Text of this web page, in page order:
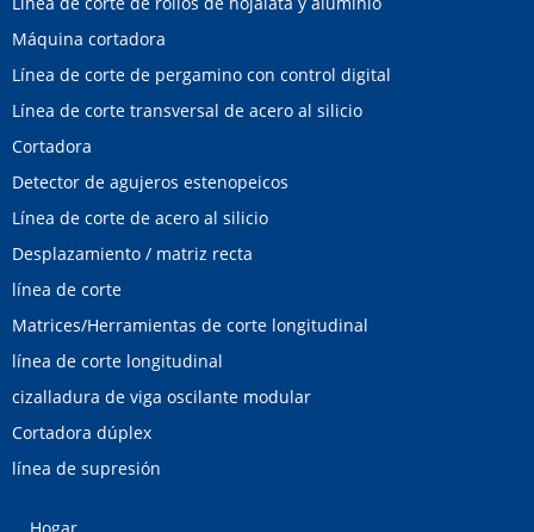
Máquina cortadora
Línea de corte de pergamino con control digital
Línea de corte transversal de acero al silicio
Cortadora
Detector de agujeros estenopeicos
Línea de corte de acero al silicio
Desplazamiento / matriz recta
línea de corte
Matrices/Herramientas de corte longitudinal
línea de corte longitudinal
cizalladura de viga oscilante modular
Cortadora dúplex
línea de supresión